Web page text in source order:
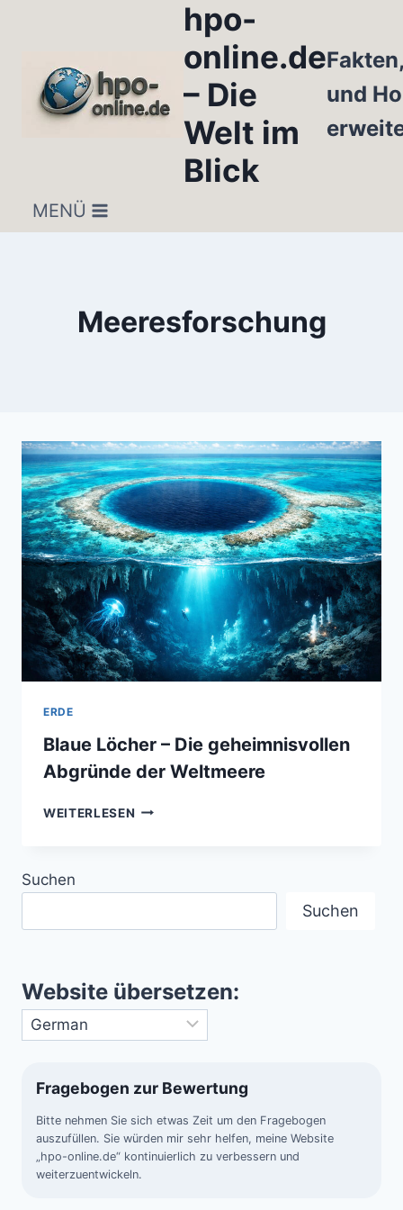
hpo-
online.de
– Die
Welt im
Blick
und
MENÜ
Meeresforschung
ERDE
Blaue Löcher – Die geheimnisvollen
Abgründe der Weltmeere
WEITERLESEN BLAUE
Suchen
Suchen
Website übersetzen:
Fragebogen zur Bewertung
Bitte nehmen Sie sich etwas Zeit um den Fragebogen
auszufüllen. Sie würden mir sehr helfen, meine Website
„hpo-online.de“ kontinuierlich zu verbessern und
weiterzuentwickeln.